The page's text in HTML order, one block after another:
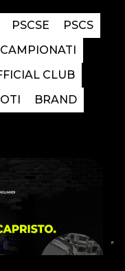
PSCSE
PSCS
CAMPIONATI
CLUB
BRAND